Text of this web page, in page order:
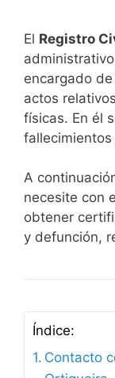
El Registro
encargado
actos
físicas. En él
A
necesite con
obtener
y defunción,
Índice:
Contacto